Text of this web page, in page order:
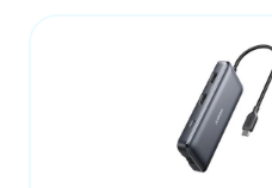
Dimenzije (DxŠxV): cca
Windows 10/10-64/11
Računalno ili
USB Type-C™ ili